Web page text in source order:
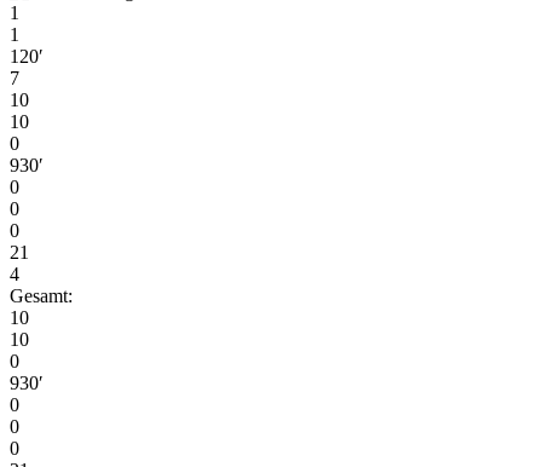
1
1
120′
7
10
10
0
930′
0
0
0
21
4
Gesamt:
10
10
0
930′
0
0
0